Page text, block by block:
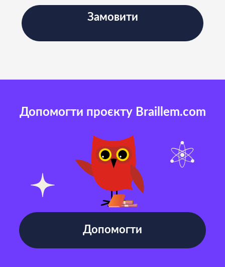
Замовити
Допомогти проєкту Braillem.com
Допомогти